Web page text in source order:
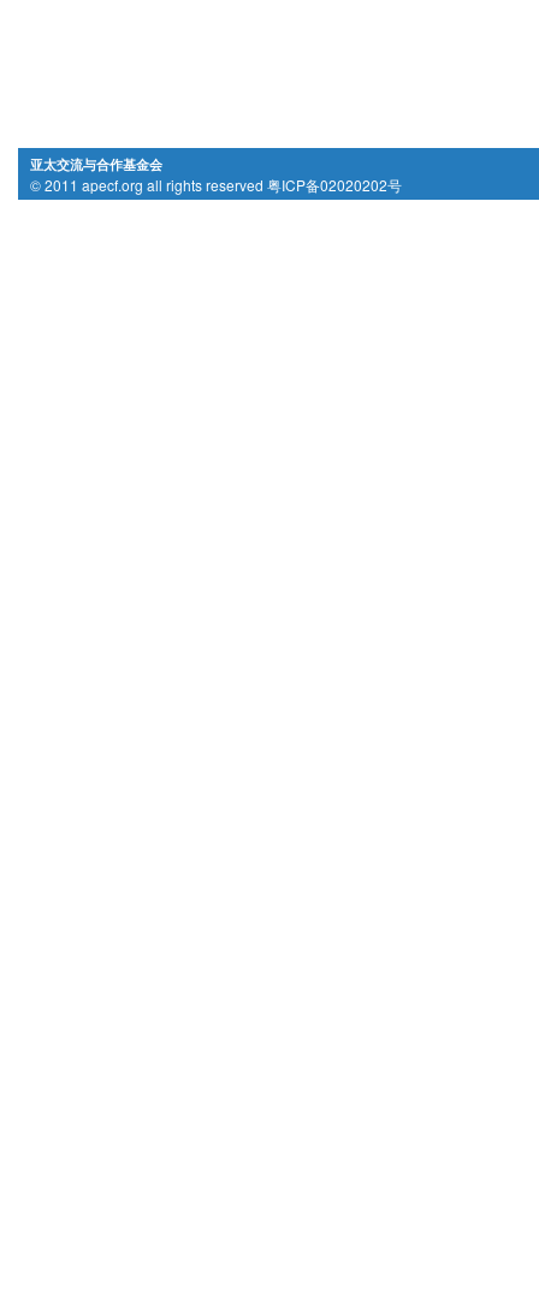
亚太交流与合作基金会
© 2011 apecf.org all rights reserved 粤ICP备02020202号